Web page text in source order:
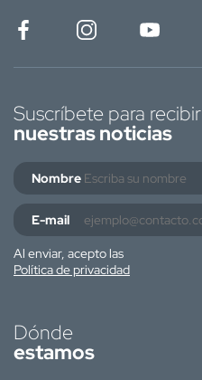
Suscríbete para recibir
nuestras noticias
Nombre
E-mail
Al enviar, acepto las
Política de privacidad
Dónde
estamos